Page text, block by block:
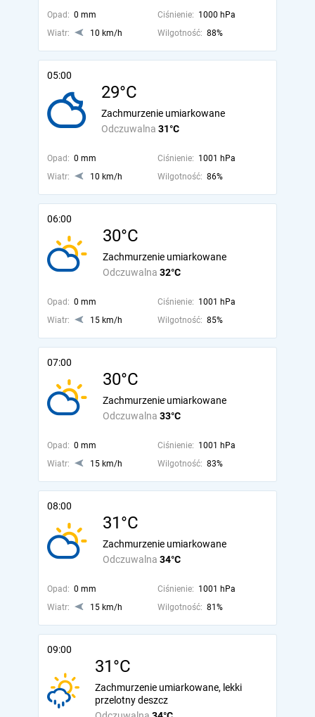
Opad: 0 mm Ciśnienie: 1000 hPa
Wiatr:
10 km/h Wilgotność: 88%
05:00
29°C
Odczuwalna 31°C
Zachmurzenie umiarkowane
Opad: 0 mm Ciśnienie: 1001 hPa
Wiatr:
10 km/h Wilgotność: 86%
06:00
30°C
Odczuwalna 32°C
Zachmurzenie umiarkowane
Opad: 0 mm Ciśnienie: 1001 hPa
Wiatr:
15 km/h Wilgotność: 85%
07:00
30°C
Odczuwalna 33°C
Zachmurzenie umiarkowane
Opad: 0 mm Ciśnienie: 1001 hPa
Wiatr:
15 km/h Wilgotność: 83%
08:00
31°C
Odczuwalna 34°C
Zachmurzenie umiarkowane
Opad: 0 mm Ciśnienie: 1001 hPa
Wiatr:
15 km/h Wilgotność: 81%
09:00
31°C
Zachmurzenie umiarkowane, lekki
przelotny deszcz